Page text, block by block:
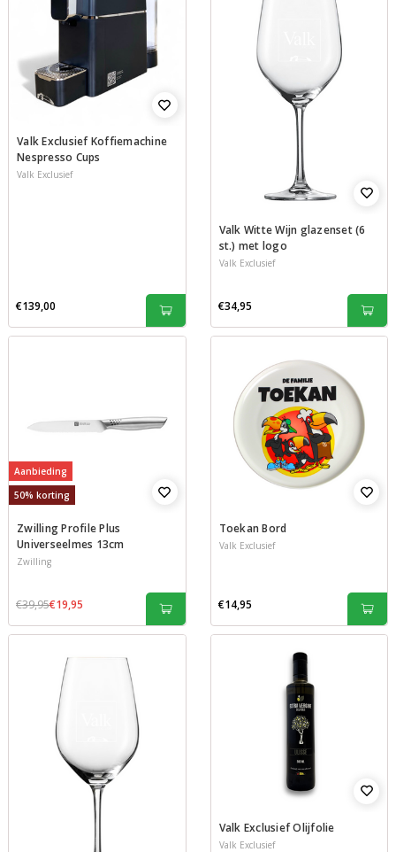
Valk Exclusief Koffiemachine
Nespresso Cups
Valk Exclusief
€139,00
Valk Witte Wijn glazenset (6
st.) met logo
Valk Exclusief
€34,95
Aanbieding
50% korting
Zwilling Profile Plus
Universeelmes 13cm
Zwilling
€39,95€19,95
Toekan Bord
Valk Exclusief
€14,95
Valk Exclusief Olijfolie
Valk Exclusief